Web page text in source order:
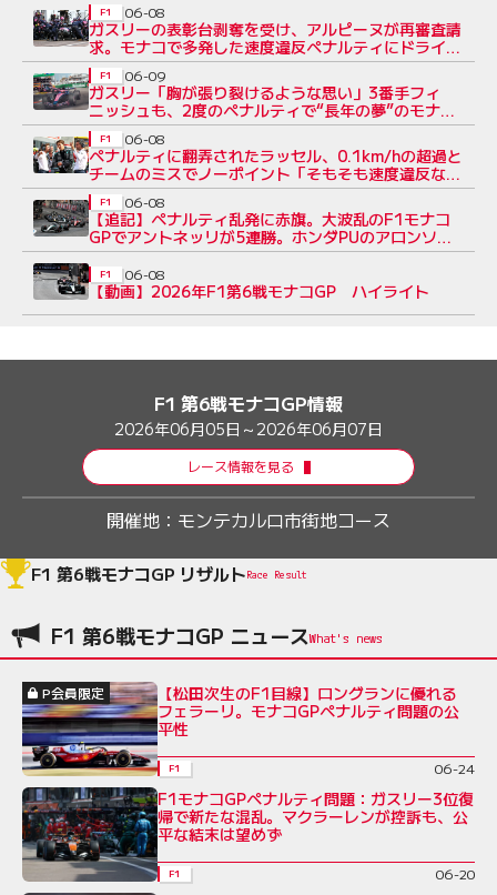
ガスリーの表彰台剥奪を受け、アルピーヌが再審査請
求。モナコで多発した速度違反ペナルティにドライ
バーたちから疑問噴出
F1 06-08
ガスリー「胸が張り裂けるような思い」3番手フィ
ニッシュも、2度のペナルティで“長年の夢”のモナコ
表彰台を逃す
F1 06-09
ペナルティに翻弄されたラッセル、0.1km/hの超過と
チームのミスでノーポイント「そもそも速度違反など
犯していないのに」
F1 06-08
【追記】ペナルティ乱発に赤旗。大波乱のF1モナコ
GPでアントネッリが5連勝。ホンダPUのアロンソが
今季初入賞【決勝レポート】
F1 06-08
【動画】2026年F1第6戦モナコGP ハイライト
F1 06-08
F1 第6戦モナコGP情報
2026年06月05日～2026年06月07日
レース情報を見る
開催地： モンテカルロ市街地コース
F1 第6戦モナコGP リザルトRace Result
F1 第6戦モナコGP ニュース
P会員限定
【松田次生のF1目線】ロングランに優れる
フェラーリ。モナコGPペナルティ問題の公
平性
F1 06-24
F1モナコGPペナルティ問題：ガスリー3位復
帰で新たな混乱。マクラーレンが控訴も、公
平な結末は望めず
F1 06-20